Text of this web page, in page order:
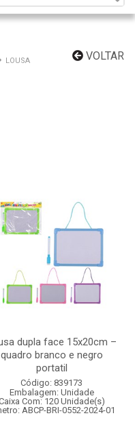
VOLTAR
LOUSA
dupla face 15x20cm –
quadro branco e negro
portatil
Código: 839173
Embalagem: Unidade
Com: 120 Unidade(s)
ABCP-BRI-0552-2024-01